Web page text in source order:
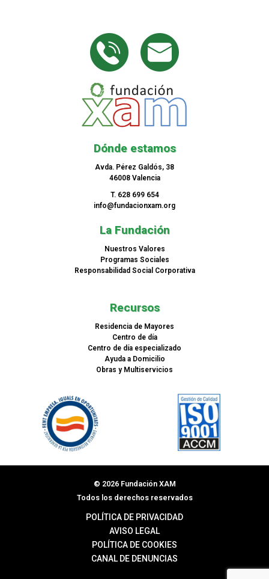
Dónde estamos
Avda. Pérez Galdós, 38
46008 Valencia
T. 628 699 654
info@fundacionxam.org
La Fundación
Nuestros Valores
Programas Sociales
Responsabilidad Social Corporativa
Recursos
Residencia de Mayores
Centro de día
Centro de día especializado
Ayuda a Domicilio
Obras y Multiservicios
© 2026 Fundación XAM
Todos los derechos reservados
POLÍTICA DE PRIVACIDAD
AVISO LEGAL
POLÍTICA DE COOKIES
CANAL DE DENUNCIAS